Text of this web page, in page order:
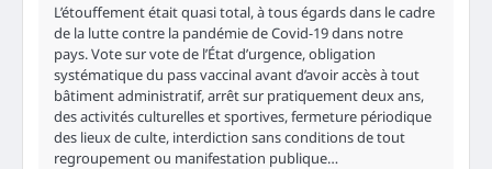
L’étouffement était quasi total, à tous égards dans le cadre
de la lutte contre la pandémie de Covid-19 dans notre
pays. Vote sur vote de l’État d’urgence, obligation
systématique du pass vaccinal avant d’avoir accès à tout
bâtiment administratif, arrêt sur pratiquement deux ans,
des activités culturelles et sportives, fermeture périodique
des lieux de culte, interdiction sans conditions de tout
regroupement ou manifestation publique…